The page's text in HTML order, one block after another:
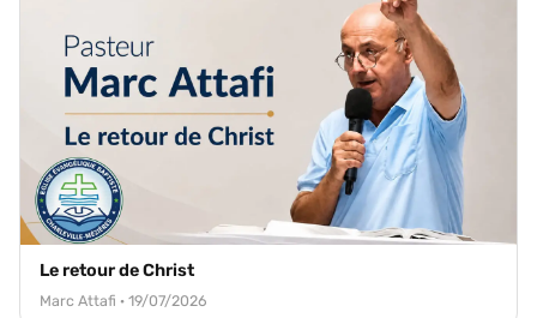
Le retour de Christ
Marc Attafi · 19/07/2026